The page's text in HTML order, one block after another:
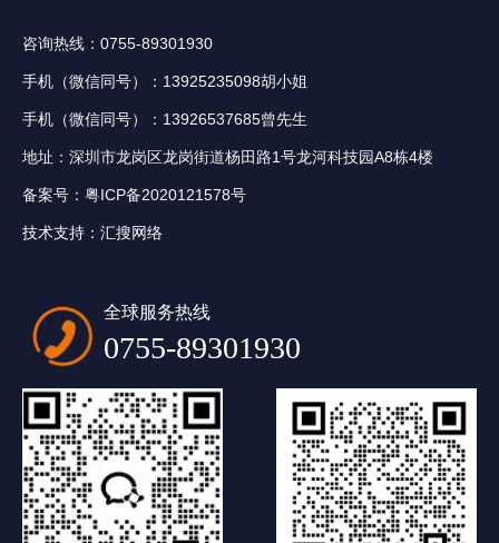
咨询热线：0755-89301930
手机（微信同号）：13925235098胡小姐
手机（微信同号）：13926537685曾先生
地址：深圳市龙岗区龙岗街道杨田路1号龙河科技园A8栋4楼
备案号： 粤ICP备2020121578号
技术支持： 汇搜网络
全球服务热线
0755-89301930